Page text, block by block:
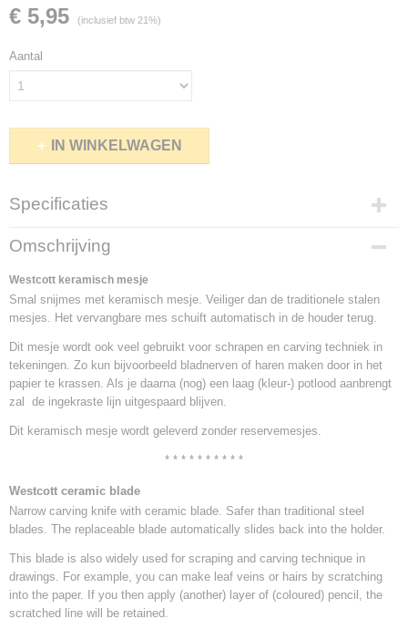
€ 5,95 (inclusief btw 21%)
Aantal
IN WINKELWAGEN
Specificaties
Netto gewicht
0,30 Kg
Bruto gewicht
0,30 Kg
Omschrijving
Westcott keramisch mesje
Smal snijmes met keramisch mesje. Veiliger dan de traditionele stalen
mesjes. Het vervangbare mes schuift automatisch in de houder terug.
Dit mesje wordt ook veel gebruikt voor schrapen en carving techniek in
tekeningen. Zo kun bijvoorbeeld bladnerven of haren maken door in het
papier te krassen. Als je daarna (nog) een laag (kleur-) potlood aanbrengt
zal de ingekraste lijn uitgespaard blijven.
Dit keramisch mesje wordt geleverd zonder reservemesjes.
* * * * * * * * * *
Westcott ceramic blade
Narrow carving knife with ceramic blade. Safer than traditional steel
blades. The replaceable blade automatically slides back into the holder.
This blade is also widely used for scraping and carving technique in
drawings. For example, you can make leaf veins or hairs by scratching
into the paper. If you then apply (another) layer of (coloured) pencil, the
scratched line will be retained.